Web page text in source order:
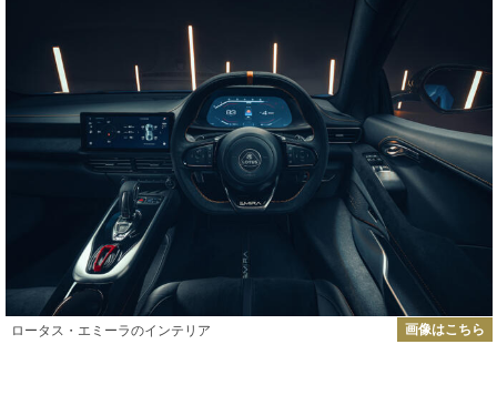
ロータス・エミーラのインテリア 画像はこちら